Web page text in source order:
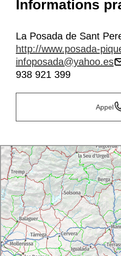
Informations
La Posada de Sant
http://www.posada-
infoposada@yahoo.es
938 921 399
Appel